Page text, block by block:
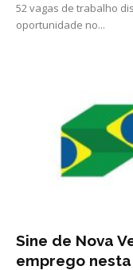
52 vagas de trabalho
oportunidade no...
Sine de Nova
emprego